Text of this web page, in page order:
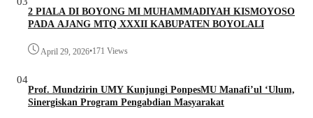
2 PIALA DI BOYONG MI MUHAMMADIYAH KISMOYOSO
PADA AJANG MTQ XXXII KABUPATEN BOYOLALI
April 29, 2026•171 Views
04
Prof. Mundzirin UMY Kunjungi PonpesMU Manafi’ul ‘Ulum,
Sinergiskan Program Pengabdian Masyarakat